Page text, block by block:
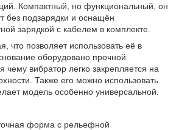
Компактный, но функциональный, он
без подзарядки и оснащён
зарядкой с кабелем в комплекте.
что позволяет использовать её в
оборудовано прочной
чему вибратор легко закрепляется на
Также его можно использовать
модель особенно универсальной.
форма с рельефной